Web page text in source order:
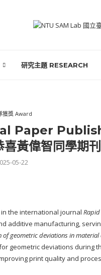
研究主題 RESEARCH
獲獎 Award
Paper
偉智同學期刊
05-22
the international journal
additive manufacturing,
geometric deviations in
geometric deviations during
print quality and